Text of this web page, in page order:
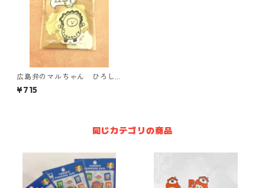
広島弁のマルちゃん ひろし
まのアクキー【広島かき】
¥715
同じカテゴリの商品